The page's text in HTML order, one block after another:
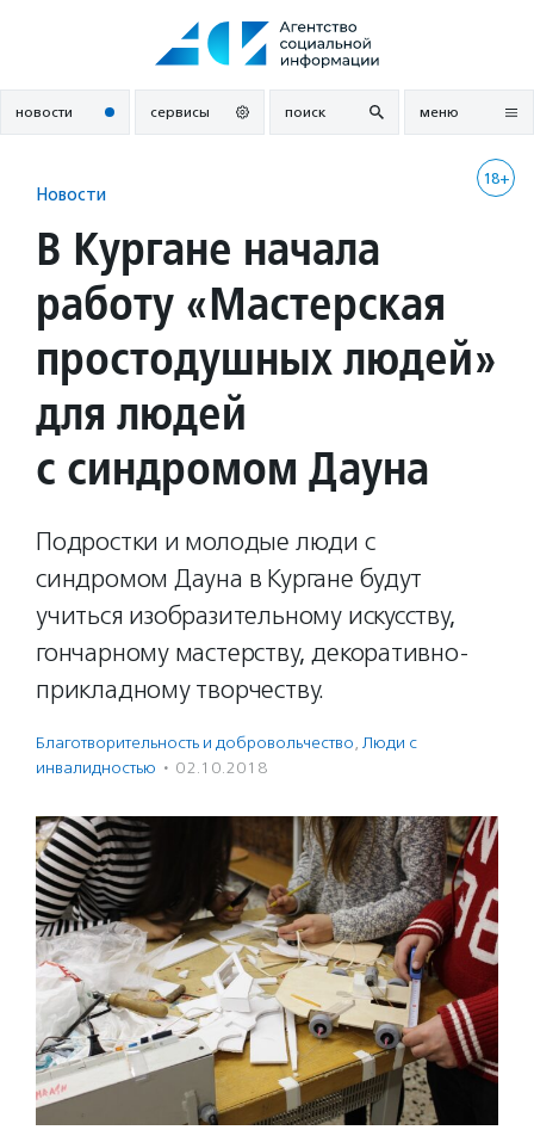
новости сервисы поиск меню
18+
Новости
В Кургане начала
работу «Мастерская
простодушных людей»
для людей
с синдромом Дауна
Подростки и молодые люди с
синдромом Дауна в Кургане будут
учиться изобразительному искусству,
гончарному мастерству, декоративно-
прикладному творчеству.
Благотвори­тель­ность и доброволь­чест­во, Люди с
инвалидностью · 02.10.2018